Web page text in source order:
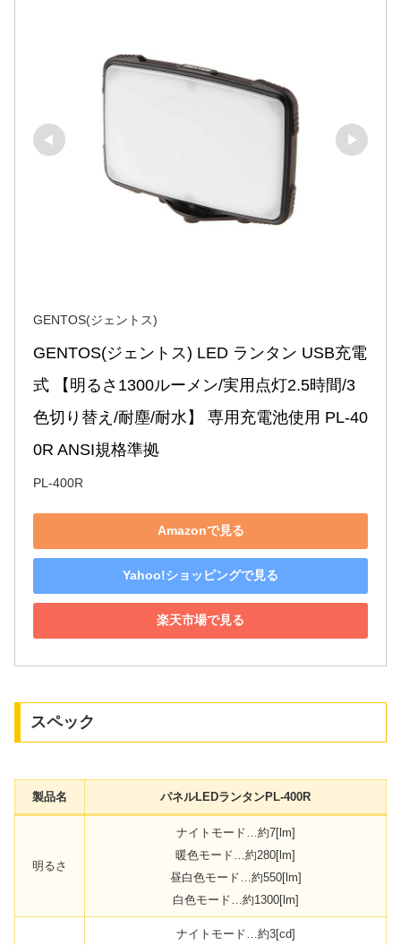
GENTOS(ジェントス)
GENTOS(ジェントス) LED ランタン USB充電
式 【明るさ1300ルーメン/実用点灯2.5時間/3
色切り替え/耐塵/耐水】 専用充電池使用 PL-40
0R ANSI規格準拠
PL-400R
Amazonで見る
Yahoo!ショッピングで見る
楽天市場で見る
スペック
製品名 パネルLEDランタンPL-400R
明るさ
ナイトモード…約7[lm]
暖色モード…約280[lm]
昼白色モード…約550[lm]
白色モード…約1300[lm]
ナイトモード…約3[cd]